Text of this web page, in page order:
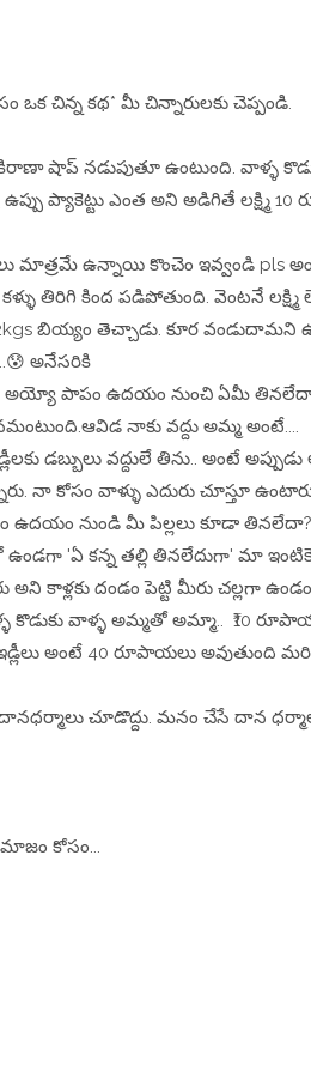
ఒక చిన్న కథ* మీ చిన్నారులకు చెప్పండి.
షాప్ నడుపుతూ ఉంటుంది. వాళ్ళ
ప్యాకెట్టు ఎంత అని అడిగితే లక్ష్మి
మాత్రమే ఉన్నాయి కొంచెం ఇవ్వండి pls
తిరిగి కింద పడిపోతుంది. వెంటనే
బియ్యం తెచ్చాడు. కూర వండుదామని
అనేసరికి
అయ్యో పాపం ఉదయం నుంచి ఏమీ తినలేదా
నాకు వద్దు అమ్మ అంటే....
డబ్బులు వద్దులే తిను.. అంటే
నా కోసం వాళ్ళు ఎదురు చూస్తూ
నుండి మీ పిల్లలు కూడా తినలేదా?
ఉండగా 'ఏ కన్న తల్లి తినలేదుగా' మా
అని కాళ్లకు దండం పెట్టి మీరు చల్లగా
కొడుకు వాళ్ళ అమ్మతో అమ్మా.. ₹10
ఇడ్లీలు అంటే 40 రూపాయలు
చూడొద్దు. మనం చేసే దాన
కోసం...